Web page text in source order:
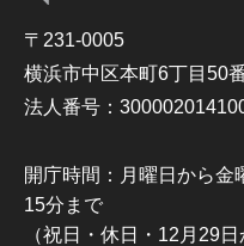
〒231-0005
横浜市中区本町6丁目50
法人番号：
開庁時間：月曜日から
15分まで
（祝日・休日・12月29